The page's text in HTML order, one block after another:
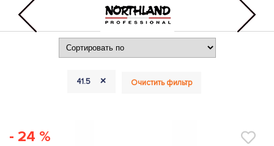
41.5 + Очистить фильтр
- 24 %